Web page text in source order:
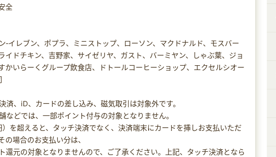
全
‐イレブン、ポプラ、ミニストップ、ローソン、マクドナルド、モスバー
イドチキン、吉野家、サイゼリヤ、ガスト、バーミヤン、しゃぶ葉、ジョ
かいらーくグループ飲食店、ドトールコーヒーショップ、エクセルシオー
済、iD、カードの差し込み、磁気取引は対象外です。
などでは、一部ポイント付与の対象となりません。
）を超えると、タッチ決済でなく、決済端末にカードを挿しお支払いただ
の場合のお支払い分は、
還元の対象となりませんので、ご了承ください。上記、タッチ決済となら